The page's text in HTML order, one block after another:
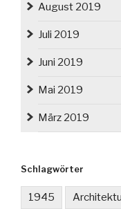
August 2019
Juli 2019
Juni 2019
Mai 2019
März 2019
Schlagwörter
1945